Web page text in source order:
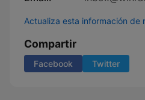
Actualiza esta información de
Compartir
Facebook Twitter